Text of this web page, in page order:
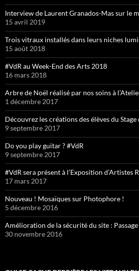
Interview de Laurent Granados-Mas sur le
15 avril 2019
Trois vitraux installés dans leurs niches
15 août 2018
#VdR au Week-End des Arts 2018
16 mars 2018
Arbre de Noël réalisé par nos soins à
1 décembre 2017
Découvrez les créations des élèves du
9 septembre 2017
Do you play guitar ? #VdR
9 septembre 2017
#VdR sera présent à l’Exposition d’Artistes
17 mars 2017
Nouveau ! Mosaïques sur Photophore !
5 décembre 2016
Amélioration de la sécurité du site : Passage
30 novembre 2016